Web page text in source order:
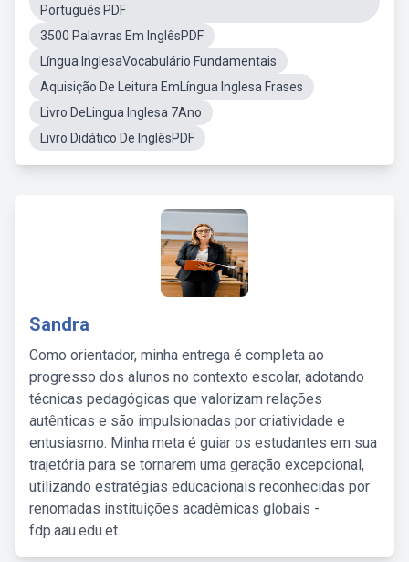
Português PDF
3500 Palavras Em InglêsPDF
Língua InglesaVocabulário Fundamentais
Aquisição De Leitura EmLíngua Inglesa Frases
Livro DeLingua Inglesa 7Ano
Livro Didático De InglêsPDF
Sandra
Como orientador, minha entrega é completa ao
progresso dos alunos no contexto escolar, adotando
técnicas pedagógicas que valorizam relações
autênticas e são impulsionadas por criatividade e
entusiasmo. Minha meta é guiar os estudantes em sua
trajetória para se tornarem uma geração excepcional,
utilizando estratégias educacionais reconhecidas por
renomadas instituições acadêmicas globais -
fdp.aau.edu.et.